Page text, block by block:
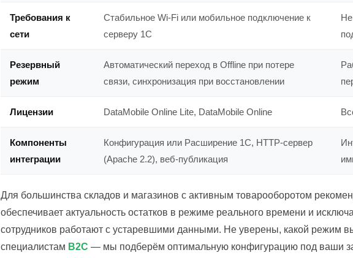
Требования к
сети
Стабильное Wi-Fi или мобильное подключение к
серверу 1С
Не
Резервный
режим
Автоматический переход в Offline при потере
связи, синхронизация при восстановлении
Лицензии DataMobile Online Lite, DataMobile Online
Компоненты
интеграции
Конфигурация или Расширение 1С, HTTP-сервер
(Apache 2.2), веб-публикация
Для большинства складов и магазинов с активным товарооборотом
обеспечивает актуальность остатков в режиме реального времени и
сотрудников работают с устаревшими данными. Не уверены, какой режим
специалистам B2C — мы подберём оптимальную конфигурацию под ваши